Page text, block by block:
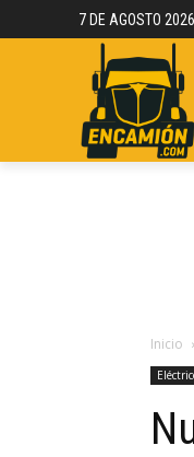
7 DE AGOSTO 2026
Inicio